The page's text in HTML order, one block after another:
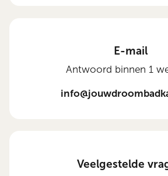
E-mail
Antwoord binnen 1
Veelgestelde